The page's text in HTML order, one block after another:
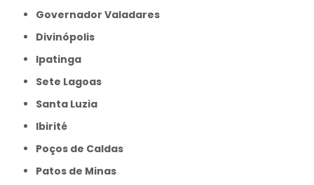
Governador Valadares
Divinópolis
Ipatinga
Sete Lagoas
Santa Luzia
Ibirité
Poços de Caldas
Patos de Minas